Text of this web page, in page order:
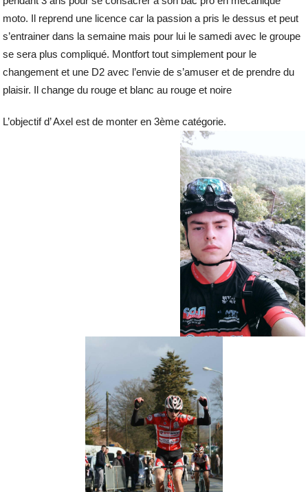
moto. Il reprend une licence car la passion a pris le dessus et peut
s’entrainer dans la semaine mais pour lui le samedi avec le groupe
se sera plus compliqué. Montfort tout simplement pour le
changement et une D2 avec l’envie de s’amuser et de prendre du
plaisir. Il change du rouge et blanc au rouge et noire
L’objectif d’ Axel est de monter en 3ème catégorie.